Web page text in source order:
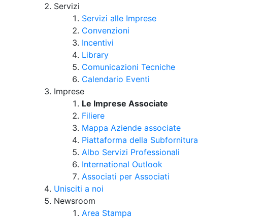
Servizi
Servizi alle Imprese
Convenzioni
Incentivi
Library
Comunicazioni Tecniche
Calendario Eventi
Imprese
Le Imprese Associate
Filiere
Mappa Aziende associate
Piattaforma della Subfornitura
Albo Servizi Professionali
International Outlook
Associati per Associati
Unisciti a noi
Newsroom
Area Stampa